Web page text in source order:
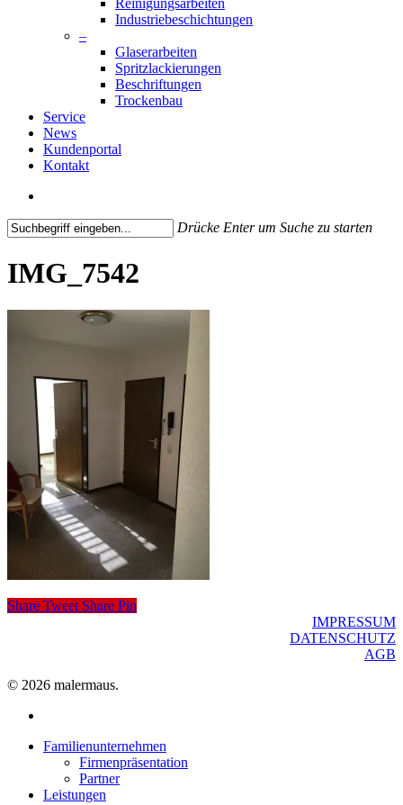
Reinigungsarbeiten
Industriebeschichtungen
–
Glaserarbeiten
Spritzlackierungen
Beschriftungen
Trockenbau
Service
News
Kundenportal
Kontakt
Drücke Enter um Suche zu starten
Search
IMG_7542
Share Tweet Share Pin
IMPRESSUM
DATENSCHUTZ
AGB
© 2026 malermaus.
Close
Familienunternehmen
Firmenpräsentation
Partner
Leistungen